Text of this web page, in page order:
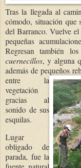
Tras la llegada al
cómodo, situación que
del Barranco. Vuelve
pequeñas
Regresan también
cuernecillos, y alguna
además de pequeños re
entre la
vegetación
gracias al
sonido de sus
esquilas.
Lugar
obligado de
parada, fue la